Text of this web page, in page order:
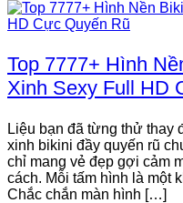
Top 7777+ Hình
Xinh Sexy Full HD
Liệu bạn đã từng thử thay
xinh bikini đầy quyến rũ
chỉ mang vẻ đẹp gợi cảm
cách. Mỗi tấm hình là một
Chắc chắn màn hình […]